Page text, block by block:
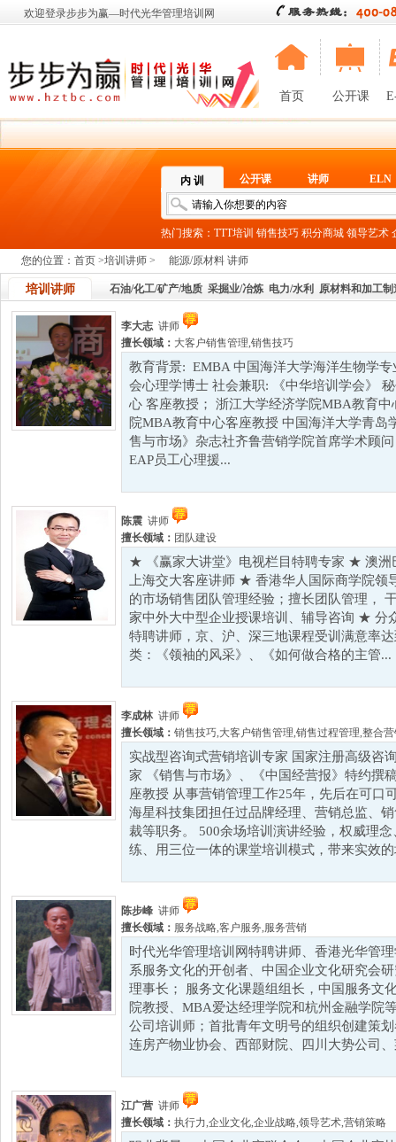
欢迎登录步步为赢—时代光华管理培训网
首页 公开课
内 训 公开课 讲师 ELN
热门搜索： TTT培训 销售技巧 积分商城 领导艺术
您的位置： 首页 >培训讲师 > 能源/原材料 讲师
培训讲师 石油/化工/矿产/地质 采掘业/冶炼 电力/水利 原材料和加工制
李大志 讲师
擅长领域： 大客户销售管理,销售技巧
教育背景: EMBA 中国海洋大学海洋生物学
会心理学博士 社会兼职: 《中华培训学会》
心 客座教授； 浙江大学经济学院MBA教育
院MBA教育中心客座教授 中国海洋大学青岛
售与市场》杂志社齐鲁营销学院首席学术顾
EAP员工心理援...
陈震 讲师
擅长领域： 团队建设
★ 《赢家大讲堂》电视栏目特聘专家 ★ 澳洲
上海交大客座讲师 ★ 香港华人国际商学院
的市场销售团队管理经验；擅长团队管理，
家中外大中型企业授课培训、辅导咨询 ★ 分
特聘讲师，京、沪、深三地课程受训满意率
类：《领袖的风采》、《如何做合格的主管...
李成林 讲师
擅长领域： 销售技巧,大客户销售管理,销售过程管理,整合
实战型咨询式营销培训专家 国家注册高级咨
家 《销售与市场》、《中国经营报》特约撰
座教授 从事营销管理工作25年，先后在可口
海星科技集团担任过品牌经理、营销总监、
裁等职务。 500余场培训演讲经验，权威理
练、用三位一体的课堂培训模式，带来实效
陈步峰 讲师
擅长领域： 服务战略,客户服务,服务营销
时代光华管理培训网特聘讲师、香港光华管
系服务文化的开创者、中国企业文化研究会
理事长； 服务文化课题组组长，中国服务文
院教授、MBA爱达经理学院和杭州金融学院
公司培训师；首批青年文明号的组织创建策
连房产物业协会、西部财院、四川大势公司
江广营 讲师
擅长领域： 执行力,企业文化,企业战略,领导艺术,营销策略